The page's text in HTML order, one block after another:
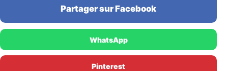
Partager sur Facebook
WhatsApp
Pinterest